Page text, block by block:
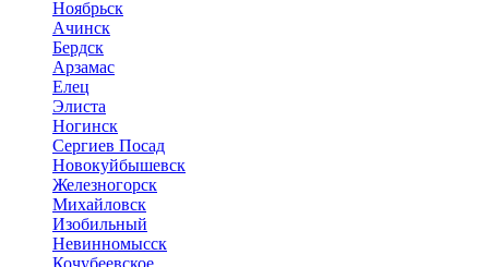
Ноябрьск
Ачинск
Бердск
Арзамас
Елец
Элиста
Ногинск
Сергиев Посад
Новокуйбышевск
Железногорск
Михайловск
Изобильный
Невинномысск
Кочубеевское